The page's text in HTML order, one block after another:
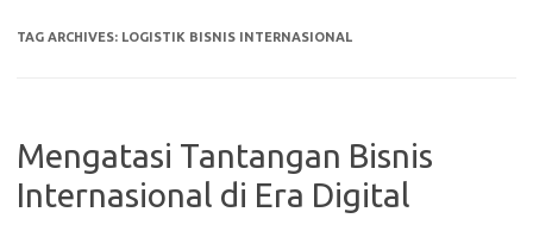
TAG ARCHIVES: LOGISTIK BISNIS INTERNASIONAL
Mengatasi Tantangan Bisnis
Internasional di Era Digital